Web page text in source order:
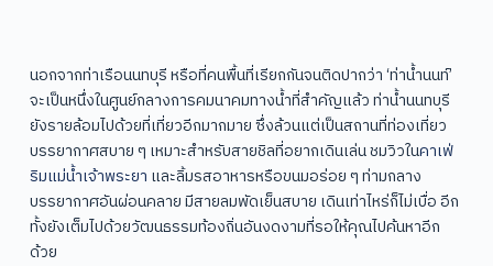
นอกจากท่าเรือนนทบุรี หรือที่คนพื้นที่เรียกกันจนติดปากว่า ‘ท่าน้ำนนท์’
จะเป็นหนึ่งในศูนย์กลางการคมนาคมทางน้ำที่สำคัญแล้ว ท่าน้ำนนทบุรี
ยังรายล้อมไปด้วยที่เที่ยวอีกมากมาย ซึ่งล้วนแต่เป็นสถานที่ท่องเที่ยว
บรรยากาศสบาย ๆ เหมาะสำหรับสายชิลที่อยากเดินเล่น ชมวิวในคาเฟ่
ริมแม่น้ำเจ้าพระยา และลิ้มรสอาหารหรือขนมอร่อย ๆ ท่ามกลาง
บรรยากาศอันผ่อนคลาย มีสายลมพัดเย็นสบาย เดินเท่าไหร่ก็ไม่เบื่อ อีก
ทั้งยังเต็มไปด้วยวัฒนธรรมท้องถิ่นอันงดงามที่รอให้คุณไปค้นหาอีก
ด้วย